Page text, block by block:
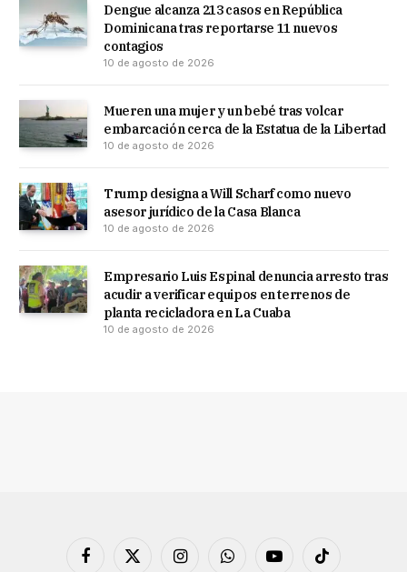
Dengue alcanza 213 casos en República
Dominicana tras reportarse 11 nuevos
contagios
10 de agosto de 2026
Mueren una mujer y un bebé tras volcar
embarcación cerca de la Estatua de la Libertad
10 de agosto de 2026
Trump designa a Will Scharf como nuevo
asesor jurídico de la Casa Blanca
10 de agosto de 2026
Empresario Luis Espinal denuncia arresto tras
acudir a verificar equipos en terrenos de
planta recicladora en La Cuaba
10 de agosto de 2026
Facebook
X
InstagramWhatsAppYouTubeTikTok